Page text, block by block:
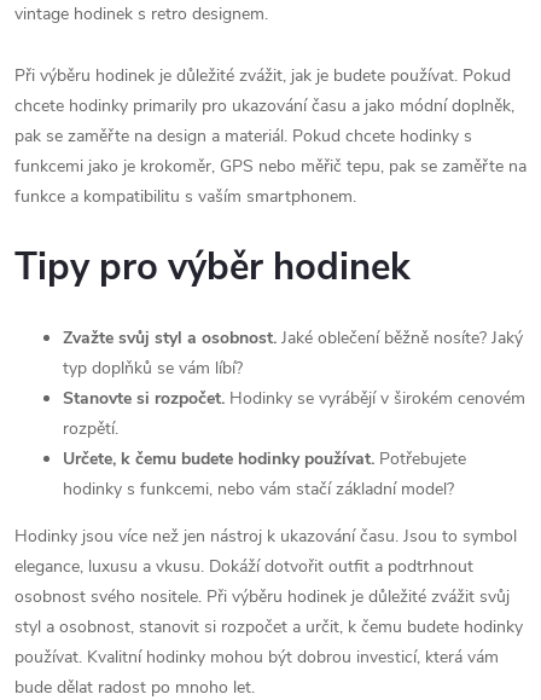
vintage hodinek s retro designem.
Při výběru hodinek je důležité zvážit, jak je budete používat. Pokud
chcete hodinky primarily pro ukazování času a jako módní doplněk,
pak se zaměřte na design a materiál. Pokud chcete hodinky s
funkcemi jako je krokoměr, GPS nebo měřič tepu, pak se zaměřte na
funkce a kompatibilitu s vaším smartphonem.
Tipy pro výběr hodinek
Zvažte svůj styl a osobnost. Jaké oblečení běžně nosíte? Jaký
typ doplňků se vám líbí?
Stanovte si rozpočet. Hodinky se vyrábějí v širokém cenovém
rozpětí.
Určete, k čemu budete hodinky používat. Potřebujete
hodinky s funkcemi, nebo vám stačí základní model?
Hodinky jsou více než jen nástroj k ukazování času. Jsou to symbol
elegance, luxusu a vkusu. Dokáží dotvořit outfit a podtrhnout
osobnost svého nositele. Při výběru hodinek je důležité zvážit svůj
styl a osobnost, stanovit si rozpočet a určit, k čemu budete hodinky
používat. Kvalitní hodinky mohou být dobrou investicí, která vám
bude dělat radost po mnoho let.